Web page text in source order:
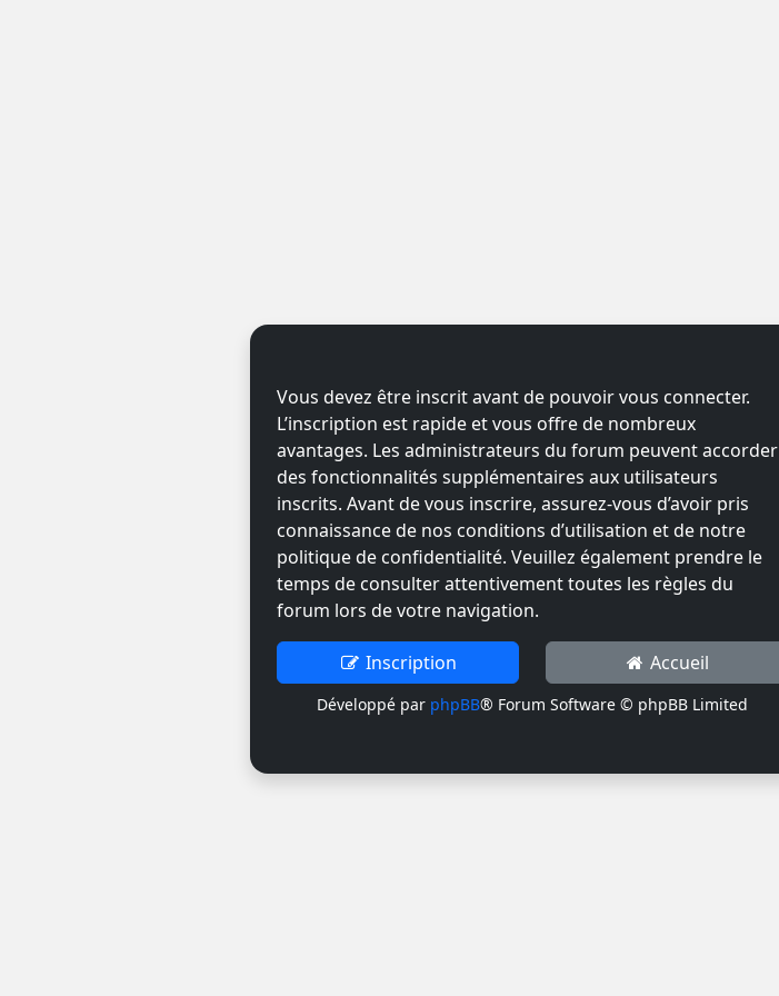
Vous devez être inscrit avant de pouvoir vous connecter.
L’inscription est rapide et vous offre de nombreux
avantages. Les administrateurs du forum peuvent accorder
des fonctionnalités supplémentaires aux utilisateurs
inscrits. Avant de vous inscrire, assurez-vous d’avoir pris
connaissance de nos conditions d’utilisation et de notre
politique de confidentialité. Veuillez également prendre le
temps de consulter attentivement toutes les règles du
forum lors de votre navigation.
Inscription Accueil
Développé par phpBB® Forum Software © phpBB Limited